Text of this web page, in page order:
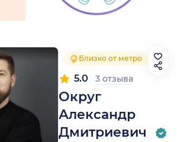
Близко от метро
Округ
Александр
Дмитриевич
5.0 3 отзыва